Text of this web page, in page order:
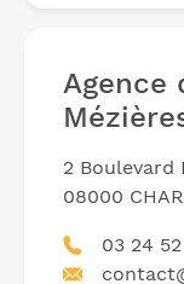
Agence
2 Boulevard
08000
03 24